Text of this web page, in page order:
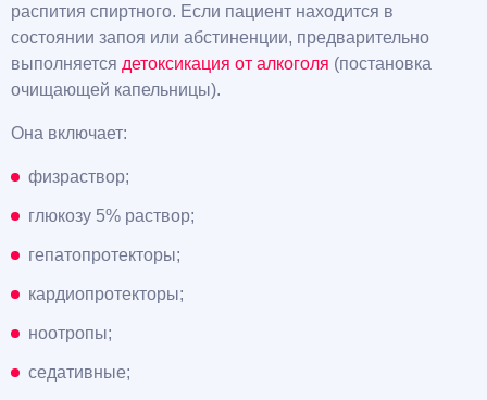
распития спиртного. Если пациент находится в
состоянии запоя или абстиненции, предварительно
выполняется детоксикация от алкоголя (постановка
очищающей капельницы).
Она включает:
физраствор;
глюкозу 5% раствор;
гепатопротекторы;
кардиопротекторы;
ноотропы;
седативные;